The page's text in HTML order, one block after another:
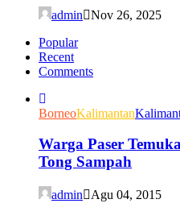
admin
Nov 26, 2025
Popular
Recent
Comments
BorneoKalimantan
Warga Paser
Tong Sampah
admin Agu 04, 2015